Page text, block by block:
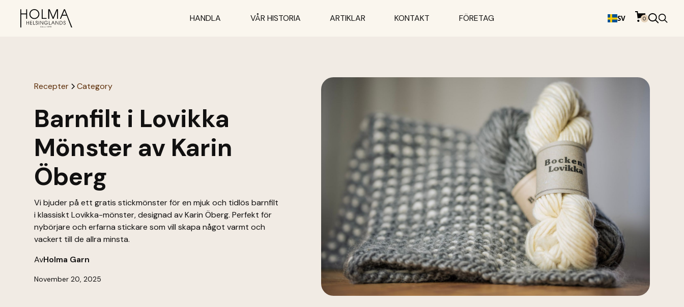
HANDLA VÅR HISTORIA ARTIKLAR KONTAKT FÖRETAG SV 0
Recepter Category
Barnfilt i Lovikka
Mönster av Karin
Öberg
Vi bjuder på ett gratis stickmönster för en mjuk och tidlös barnfilt
i klassiskt Lovikka-mönster, designad av Karin Öberg. Perfekt för
nybörjare och erfarna stickare som vill skapa något varmt och
vackert till de allra minsta.
AvHolma Garn
November 20, 2025